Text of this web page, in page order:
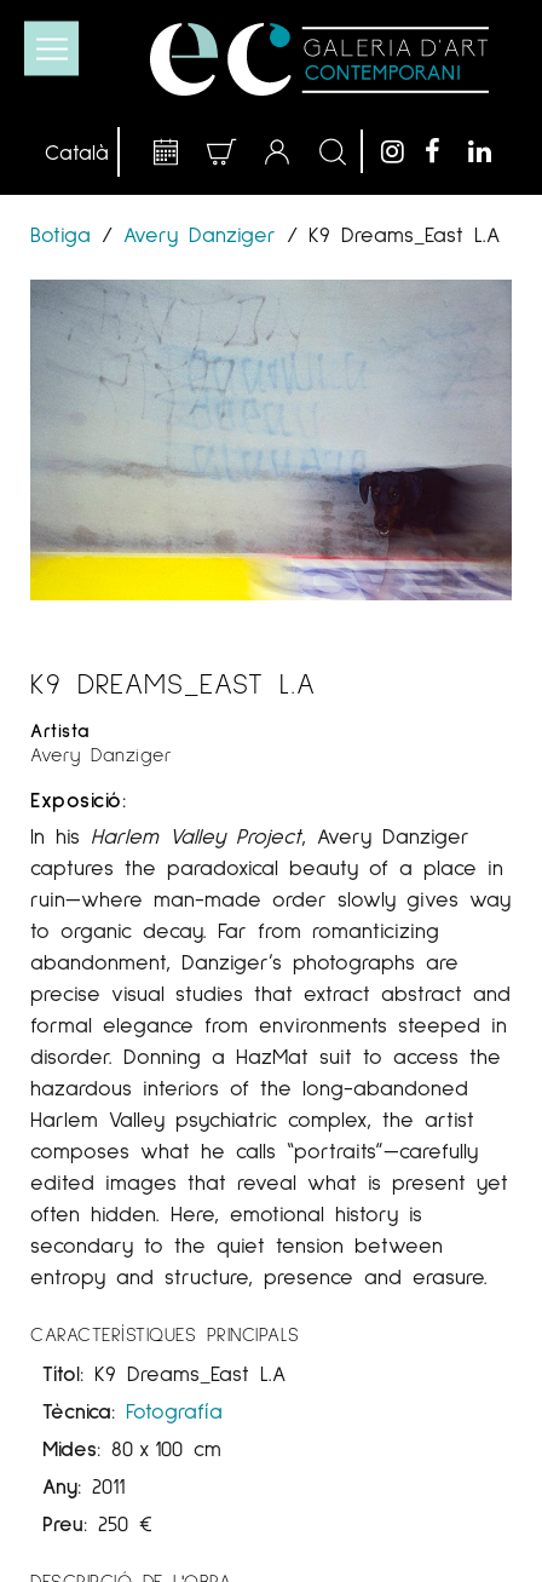
Botiga / Avery Danziger / K9 Dreams_East L.A
K9 DREAMS_EAST L.A
Artista
Avery Danziger
Exposició:
In his Harlem Valley Project, Avery Danziger
captures the paradoxical beauty of a place in
ruin—where man-made order slowly gives way
to organic decay. Far from romanticizing
abandonment, Danziger’s photographs are
precise visual studies that extract abstract and
formal elegance from environments steeped in
disorder. Donning a HazMat suit to access the
hazardous interiors of the long-abandoned
Harlem Valley psychiatric complex, the artist
composes what he calls “portraits”—carefully
edited images that reveal what is present yet
often hidden. Here, emotional history is
secondary to the quiet tension between
entropy and structure, presence and erasure.
CARACTERÍSTIQUES PRINCIPALS
Títol: K9 Dreams_East L.A
Tècnica: Fotografía
Mides: 80 x 100 cm
Any: 2011
Preu: 250 €